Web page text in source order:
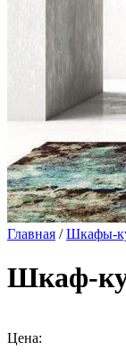
Главная /Шкафы-
Шкаф-
Цена: